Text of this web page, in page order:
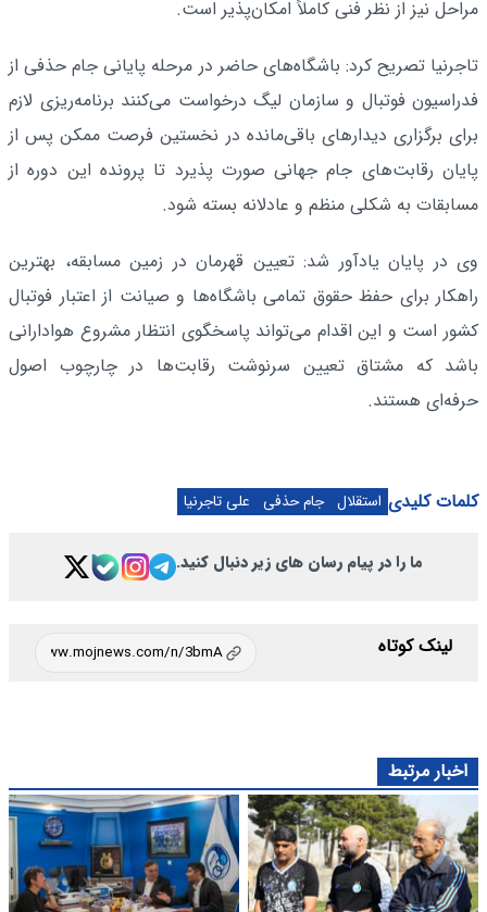
مراحل نیز از نظر فنی کاملاً امکان‌پذیر است.
تاجرنیا تصریح کرد: باشگاه‌های حاضر در مرحله پایانی جام حذفی از
فدراسیون فوتبال و سازمان لیگ درخواست می‌کنند برنامه‌ریزی لازم
برای برگزاری دیدارهای باقی‌مانده در نخستین فرصت ممکن پس از
پایان رقابت‌های جام جهانی صورت پذیرد تا پرونده این دوره از
مسابقات به شکلی منظم و عادلانه بسته شود.
وی در پایان یادآور شد: تعیین قهرمان در زمین مسابقه، بهترین
راهکار برای حفظ حقوق تمامی باشگاه‌ها و صیانت از اعتبار فوتبال
کشور است و این اقدام می‌تواند پاسخگوی انتظار مشروع هوادارانی
باشد که مشتاق تعیین سرنوشت رقابت‌ها در چارچوب اصول
حرفه‌ای هستند.
کلمات کلیدی استقلال جام حذفی علی تاجرنیا
ما را در پیام رسان های زیر دنبال کنید.
لینک کوتاه
اخبار مرتبط